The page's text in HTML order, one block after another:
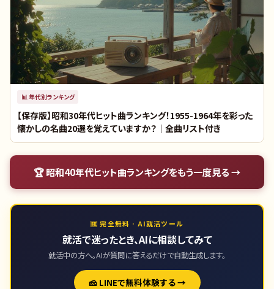
📊 年代別ランキング
【保存版】昭和30年代ヒット曲ランキング！1955-1964年を彩った
懐かしの名曲20選を覚えていますか？｜全曲リスト付き
🏆昭和40年代ヒット曲ランキングをもう一度見る →
🆓 完全無料 · AI就活ツール
就活で迷ったとき、AIに相談してみて
就活中の方へ。AIが質問に答えるだけで自動生成します。
🧀 LINEで無料体験する →